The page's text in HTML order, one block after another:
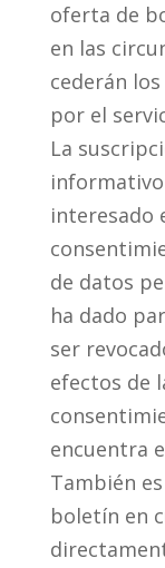
oferta de
en las
cederán
por el
La
interesado
de datos
ha dado
ser
efectos de
encuentra
También
boletín en